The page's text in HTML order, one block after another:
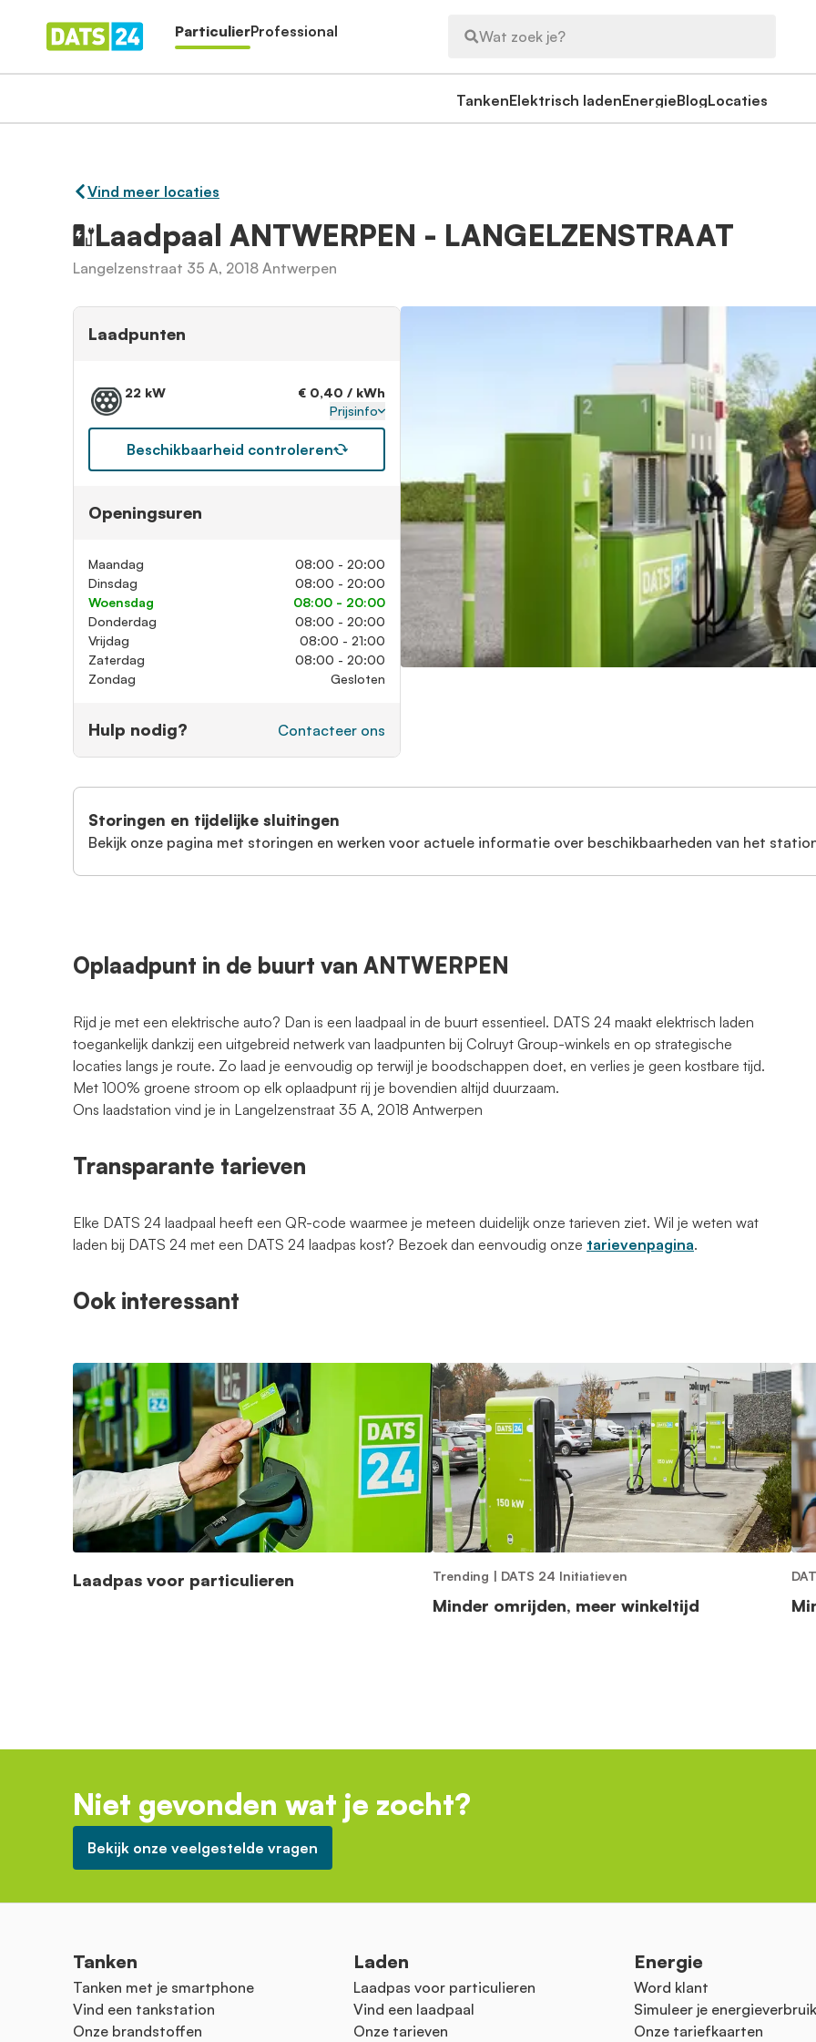
ParticulierProfessional Wat zoek je?
TankenElektrisch ladenEnergieBlogLocaties
Vind meer locaties
Laadpaal ANTWERPEN - LANGELZENSTRAAT
Langelzenstraat 35 A, 2018 Antwerpen
Laadpunten
22 kW
€ 0,40 / kWh
Prijsinfo
Beschikbaarheid controleren
Openingsuren
Maandag
08:00 - 20:00
Dinsdag
08:00 - 20:00
Woensdag
08:00 - 20:00
Donderdag
08:00 - 20:00
Vrijdag
08:00 - 21:00
Zaterdag
08:00 - 20:00
Zondag
Gesloten
Hulp nodig? Contacteer ons
Storingen en tijdelijke sluitingen
Bekijk onze pagina met storingen en werken voor actuele informatie over beschikbaarheden van het
Oplaadpunt in de buurt van ANTWERPEN
Rijd je met een elektrische auto? Dan is een laadpaal in de buurt essentieel. DATS 24 maakt elektrisch laden
toegankelijk dankzij een uitgebreid netwerk van laadpunten bij Colruyt Group-winkels en op strategische
locaties langs je route. Zo laad je eenvoudig op terwijl je boodschappen doet, en verlies je geen kostbare tijd.
Met 100% groene stroom op elk oplaadpunt rij je bovendien altijd duurzaam.
Ons laadstation vind je in Langelzenstraat 35 A, 2018 Antwerpen
Transparante tarieven
Elke DATS 24 laadpaal heeft een QR-code waarmee je meteen duidelijk onze tarieven ziet. Wil je weten wat
laden bij DATS 24 met een DATS 24 laadpas kost? Bezoek dan eenvoudig onze tarievenpagina.
Ook interessant
Laadpas voor particulieren Trending | DATS 24 Initiatieven
Minder omrijden, meer winkeltijd
Niet gevonden wat je zocht?
Bekijk onze veelgestelde vragen
Tanken
Tanken met je smartphone
Vind een tankstation
Onze brandstoffen
Laden
Laadpas voor particulieren
Vind een laadpaal
Onze tarieven
Energie
Word klant
Simuleer je energieverbruik
Onze tariefkaarten